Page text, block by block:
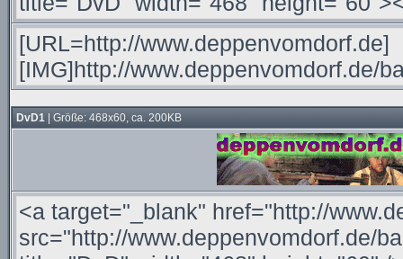
DvD1 | Größe: 468x60, ca. 200KB